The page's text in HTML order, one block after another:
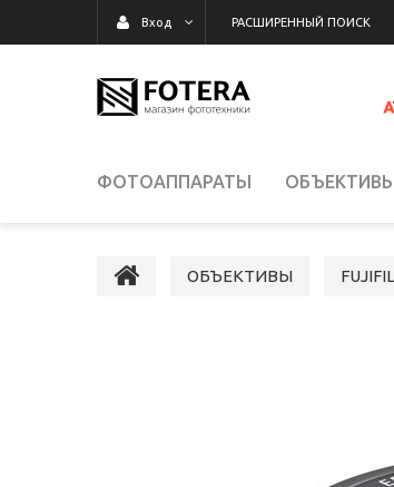
Вход РАСШИРЕННЫЙ ПОИСК
ФОТОАППАРАТЫ
ОБЪЕКТИВЫ